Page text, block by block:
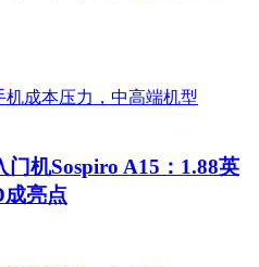
机Sospiro A15：1.88英
亮点